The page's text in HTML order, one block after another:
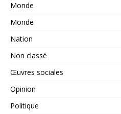
Monde
Monde
Nation
Non classé
Œuvres sociales
Opinion
Politique